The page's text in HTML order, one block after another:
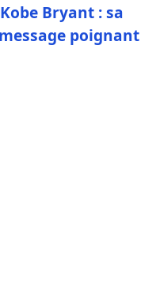
Bryant : sa
poignant